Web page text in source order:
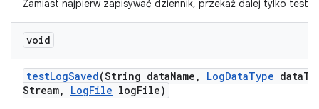
Zamiast najpierw zapisywać dziennik, przekaż dalej tylko
void
testLogSaved(String dataName , LogDataType data
Stream, LogFile logFile)